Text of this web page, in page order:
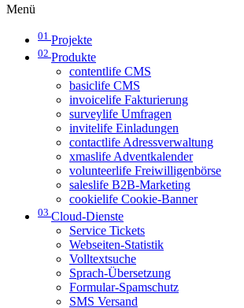
Menü
01 Projekte
02 Produkte
contentlife CMS
basiclife CMS
invoicelife Fakturierung
surveylife Umfragen
invitelife Einladungen
contactlife Adressverwaltung
xmaslife Adventkalender
volunteerlife Freiwilligenbörse
saleslife B2B-Marketing
cookielife Cookie-Banner
03 Cloud-Dienste
Service Tickets
Webseiten-Statistik
Volltextsuche
Sprach-Übersetzung
Formular-Spamschutz
SMS Versand